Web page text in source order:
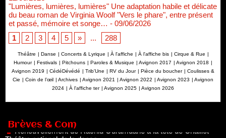
"Lumières, lumières, lumières" Une adaptation habile et délicate
du beau roman de Virginia Woolf "Vers le phare", entre présent
et passé, mémoire et songe… - 09/06/2026
1
2 3 4 5 » ... 288
Théâtre | Danse | Concerts & Lyrique | À l'affiche | À l'affiche bis | Cirque & Rue |
Humour | Festivals | Pitchouns | Paroles & Musique | Avignon 2017 | Avignon 2018 |
Avignon 2019 | CédéDévédé | Trib'Une | RV du Jour | Pièce du boucher | Coulisses &
Cie | Coin de l’œil | Archives | Avignon 2021 | Avignon 2022 | Avignon 2023 | Avignon
2024 | À l'affiche ter | Avignon 2025 | Avignon 2026
Brèves & Com
Renouvellement de Rachid Ouramdane à la tête de Chaillot-
Théâtre national de la danse
05/08/2026
Scène nationale de Valenciennes Métropole
22/07/2026